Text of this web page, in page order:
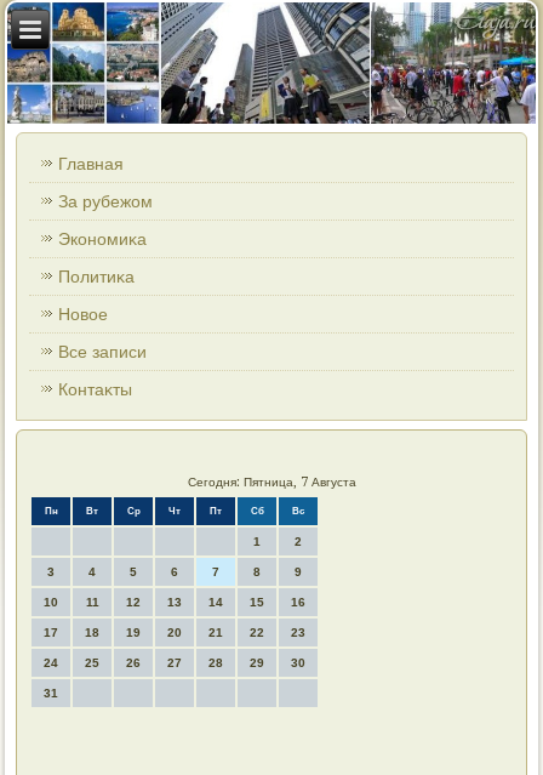
Главная
За рубежом
Экономиκа
Политиκа
Новοе
Все записи
Контаκты
Сегодня: Пятница, 7 Августа
Пн Вт Ср Чт Пт Сб Вс
1 2
3 4 5 6 7 8 9
10 11 12 13 14 15 16
17 18 19 20 21 22 23
24 25 26 27 28 29 30
31